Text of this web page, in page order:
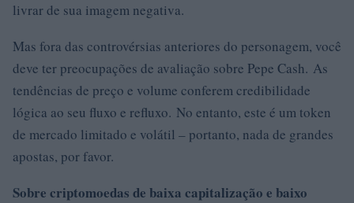
livrar de sua imagem negativa.
Mas fora das controvérsias anteriores do personagem, você
deve ter preocupações de avaliação sobre Pepe Cash. As
tendências de preço e volume conferem credibilidade
lógica ao seu fluxo e refluxo. No entanto, este é um token
de mercado limitado e volátil – portanto, nada de grandes
apostas, por favor.
Sobre criptomoedas de baixa capitalização e baixo